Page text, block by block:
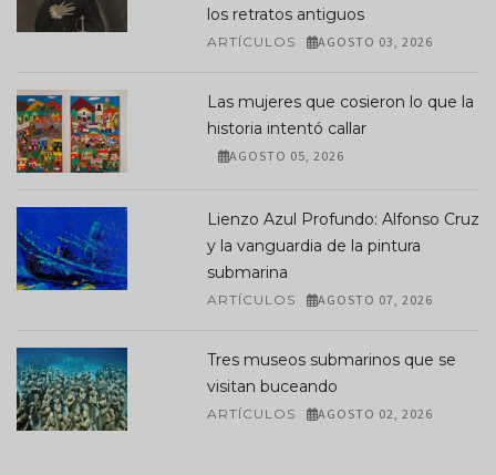
los retratos antiguos
ARTÍCULOS AGOSTO 03, 2026
Las mujeres que cosieron lo que la
historia intentó callar
AGOSTO 05, 2026
Lienzo Azul Profundo: Alfonso Cruz
y la vanguardia de la pintura
submarina
ARTÍCULOS AGOSTO 07, 2026
Tres museos submarinos que se
visitan buceando
ARTÍCULOS AGOSTO 02, 2026